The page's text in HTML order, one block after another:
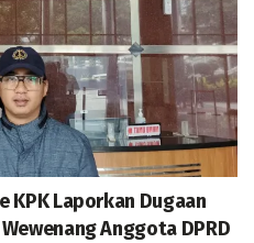
KPK Laporkan Dugaan
Anggota DPRD